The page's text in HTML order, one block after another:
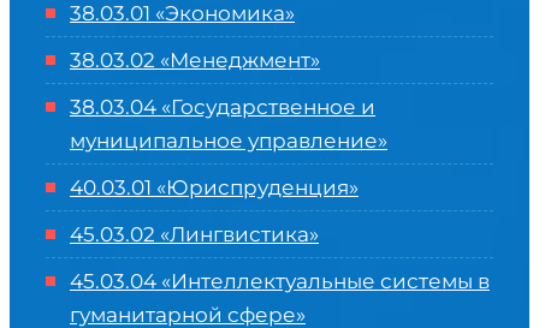
38.03.01 «Экономика»
38.03.02 «Менеджмент»
38.03.04 «Государственное и
муниципальное управление»
40.03.01 «Юриспруденция»
45.03.02 «Лингвистика»
45.03.04 «Интеллектуальные системы в
гуманитарной сфере»